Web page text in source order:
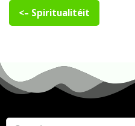
<– Spiritualitéit